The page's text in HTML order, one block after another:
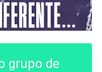
grupo de